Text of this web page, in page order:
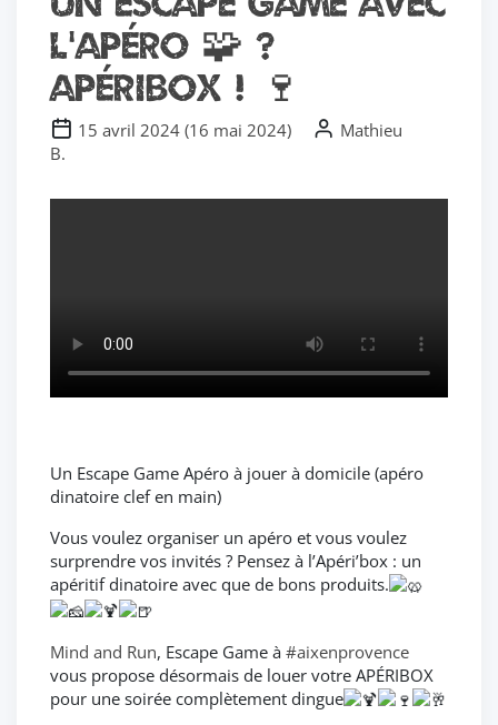
l’Apéro 🧩 ?
Apéribox ! 🍷
15 avril 2024 (16 mai 2024)
Mathieu
B.
Un Escape Game Apéro à jouer à domicile (apéro
dinatoire clef en main)
Vous voulez organiser un apéro et vous voulez
surprendre vos invités ? Pensez à l’Apéri’box : un
apéritif dinatoire avec que de bons produits.
Mind and Run, Escape Game à #aixenprovence
vous propose désormais de louer votre APÉRIBOX
pour une soirée complètement dingue